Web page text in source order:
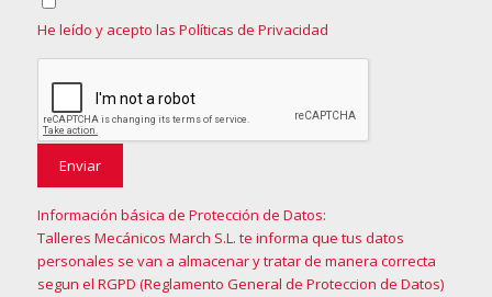
He leído y acepto las Políticas de Privacidad
Información básica de Protección de Datos:
Talleres Mecánicos March S.L. te informa que tus datos
personales se van a almacenar y tratar de manera correcta
segun el RGPD (Reglamento General de Proteccion de Datos)